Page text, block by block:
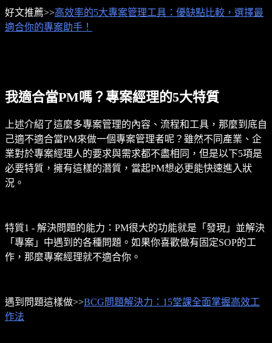
好文推薦>>高效率的5大專案管理工具：優缺點比較，選擇最
適合你的專案助手！
我適合當PM嗎？專案經理的5大特質
上述介紹了這麼多專案管理的內容、流程和工具，那麼到底自
己適不適合當PM來做一個專案管理者呢？雖然不同產業、企
業對於專案經理人的要求與需求都不盡相同，但是以下5項是
必要特質，擁有這樣的潛質，當起PM想必更能快速進入狀
況。
特質1 - 解決問題的能力：PM很大的功能就是「發現」並解決
「專案」中遇到的各種問題。如果你喜歡做有固定SOP的工
作，那麼專案經理就不適合你。
遇到問題這樣做>>BCG問題解決力：15堂課全面掌握高效工
作法